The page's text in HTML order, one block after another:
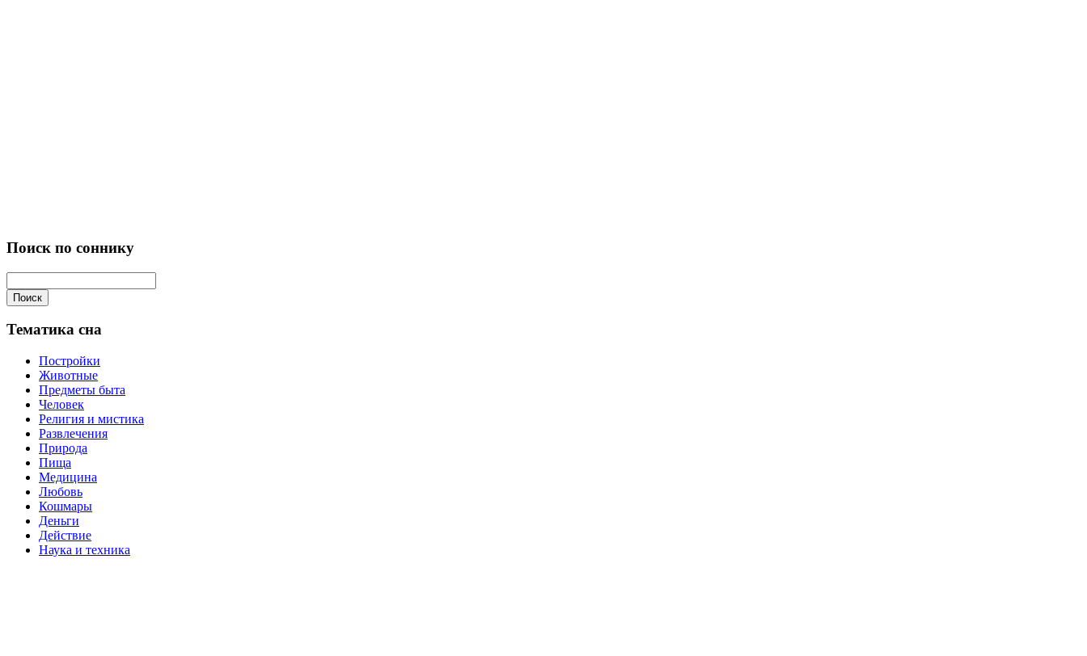
Поиск по соннику
Поиск
Тематика сна
Постройки
Животные
Предметы быта
Человек
Религия и мистика
Развлечения
Природа
Пища
Медицина
Любовь
Кошмары
Деньги
Действие
Наука и техника